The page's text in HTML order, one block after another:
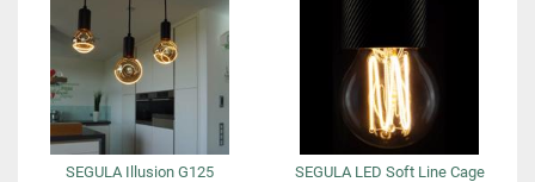
SEGULA Illusion G125
SEGULA LED Soft Line Cage